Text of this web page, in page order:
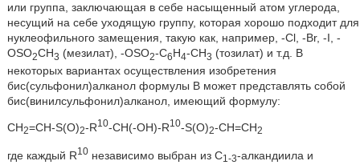
или группа, заключающая в себе насыщенный атом углерода,
несущий на себе уходящую группу, которая хорошо подходит для
нуклеофильного замещения, такую как, например, -Cl, -Br, -I, -
OSO2CH3 (мезилат), -OSO2-C6H4-CH3 (тозилат) и т.д. В
некоторых вариантах осуществления изобретения
бис(сульфонил)алканол формулы В может представлять собой
бис(винилсульфонил)алканол, имеющий формулу:
CH2=CH-S(O)2-R10-CH(-OH)-R10-S(O)2-CH=CH2
где каждый R10независимо выбран из C1-3-алкандиила и